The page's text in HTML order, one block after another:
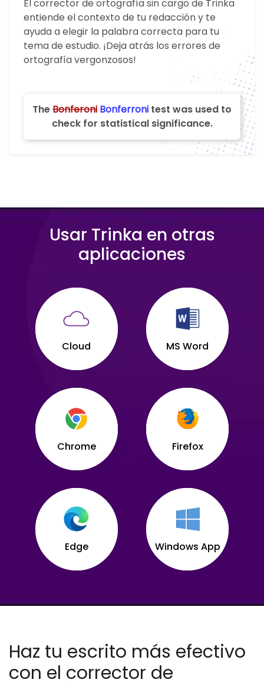
El corrector de ortografía sin cargo de Trinka
entiende el contexto de tu redacción y te
ayuda a elegir la palabra correcta para tu
tema de estudio. ¡Deja atrás los errores de
ortografía vergonzosos!
TheBonferoni Bonferroni test was used to
check for statistical significance.
Usar Trinka en otras
aplicaciones
Cloud MS Word
Chrome Firefox
Edge Windows App
Haz tu escrito más efectivo
con el corrector de